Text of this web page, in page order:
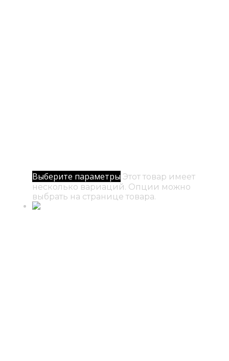
Выберите параметры Этот товар имеет
несколько вариаций. Опции можно
выбрать на странице товара.